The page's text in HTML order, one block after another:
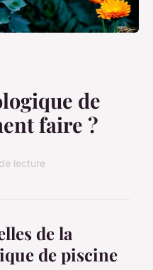
de
faire ?
lecture
de la
de piscine